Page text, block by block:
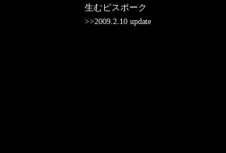
生むビスポーク
>>2009.2.10 update